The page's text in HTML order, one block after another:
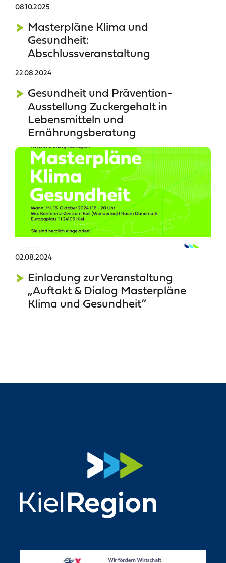
Masterpläne Klima und
Gesundheit:
Abschlussveranstaltung
08.10.2025
Gesundheit und Prävention-
Ausstellung Zuckergehalt in
Lebensmitteln und
Ernährungsberatung
22.08.2024
Einladung zur Veranstaltung
„Auftakt & Dialog Masterpläne
Klima und Gesundheit“
02.08.2024